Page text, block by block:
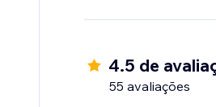
4.5 de
55 avaliações